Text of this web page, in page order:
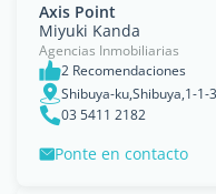
Axis Point
Miyuki Kanda
Agencias Inmobiliarias
2 Recomendaciones
Shibuya-ku,Shibuya,1-1-3
03 5411 2182
Ponte en contacto